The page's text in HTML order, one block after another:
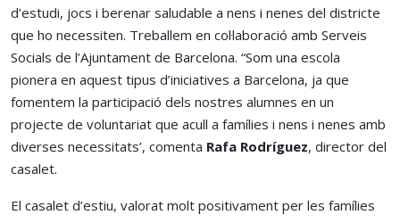
d’estudi, jocs i berenar saludable a nens i nenes del districte
que ho necessiten. Treballem en col·laboració amb Serveis
Socials de l’Ajuntament de Barcelona. “Som una escola
pionera en aquest tipus d’iniciatives a Barcelona, ja que
fomentem la participació dels nostres alumnes en un
projecte de voluntariat que acull a famílies i nens i nenes amb
diverses necessitats’, comenta Rafa Rodríguez, director del
casalet.
El casalet d’estiu, valorat molt positivament per les famílies